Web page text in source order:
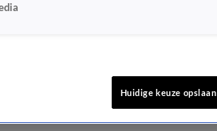
Huidige keuze opslaan